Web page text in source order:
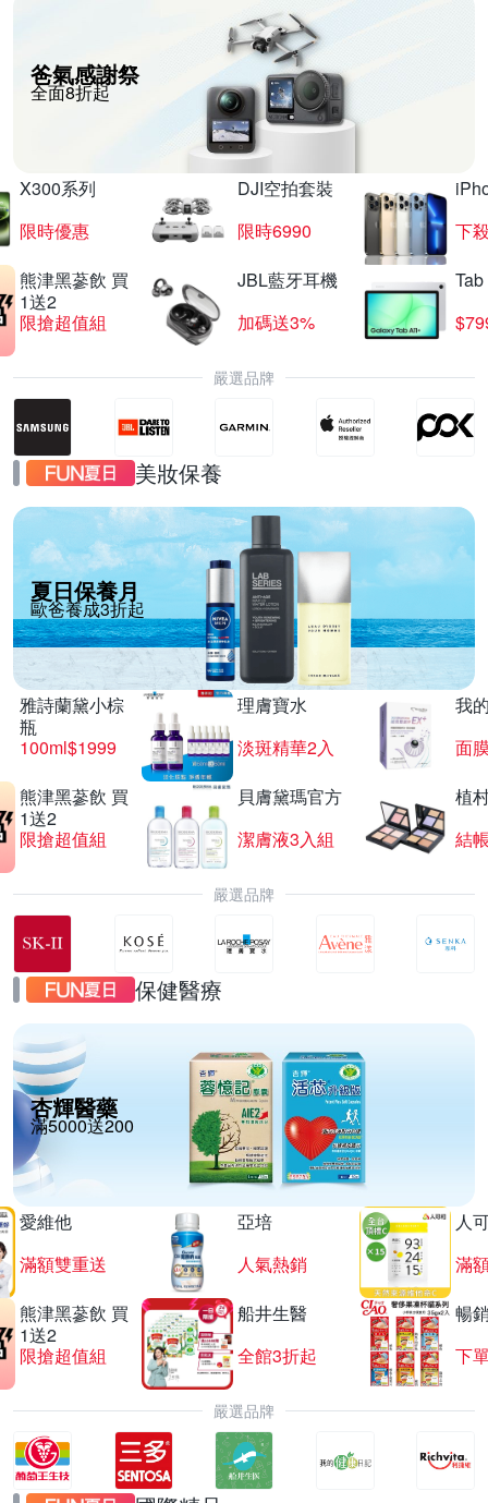
爸氣感謝祭
全面8折起
X300系列
限時優惠
DJI空拍套裝
限時6990
下
熊津黑蔘飲 買
1送2
限搶超值組
JBL藍牙耳機
加碼送3%
嚴選品牌
美妝保養
夏日保養月
歐爸養成3折起
雅詩蘭黛小棕
瓶
100ml$1999
理膚寶水
淡斑精華2入
我
面
熊津黑蔘飲 買
1送2
限搶超值組
貝膚黛瑪官方
潔膚液3入組
植
結
嚴選品牌
保健醫療
杏輝醫藥
滿5000送200
愛維他
滿額雙重送
亞培
人氣熱銷
人
滿
熊津黑蔘飲 買
1送2
限搶超值組
船井生醫
全館3折起
暢
下
嚴選品牌